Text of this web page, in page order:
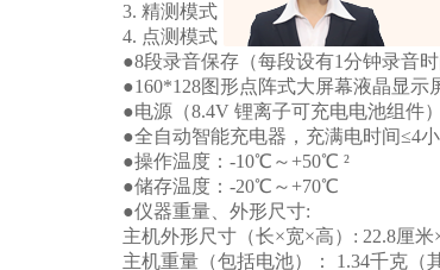
3. 精测模式（噪声信号小值记忆显示）
4. 点测模式（5、10、20、30分钟，
●8段录音保存（每段设有1分钟录音
●160*128图形点阵式大屏幕液晶显示
●电源（8.4V 锂离子可充电电池组件
●全自动智能充电器，充满电时间≤4小
●操作温度：-10℃～+50℃ ²
●储存温度：-20℃～+70℃
●仪器重量、外形尺寸:
主机外形尺寸（长×宽×高）: 22.8厘米
主机重量（包括电池）： 1.34千克（